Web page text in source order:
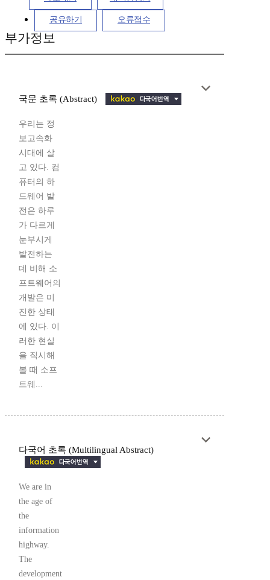
공유하기 오류접수
부가정보
국문 초록 (Abstract)
우리는 정
보고속화
시대에 살
고 있다. 컴
퓨터의 하
드웨어 발
전은 하루
가 다르게
눈부시게
발전하는
데 비해 소
프트웨어의
개발은 미
진한 상태
에 있다. 이
러한 현실
을 직시해
볼 때 소프
트웨...
다국어 초록 (Multilingual Abstract)
We are in
the age of
the
information
highway.
The
development